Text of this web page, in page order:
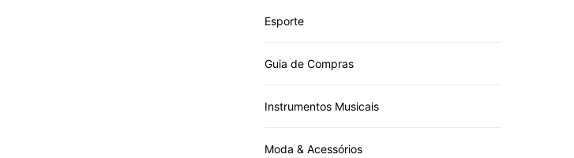
Esporte
Guia de Compras
Instrumentos Musicais
Moda & Acessórios